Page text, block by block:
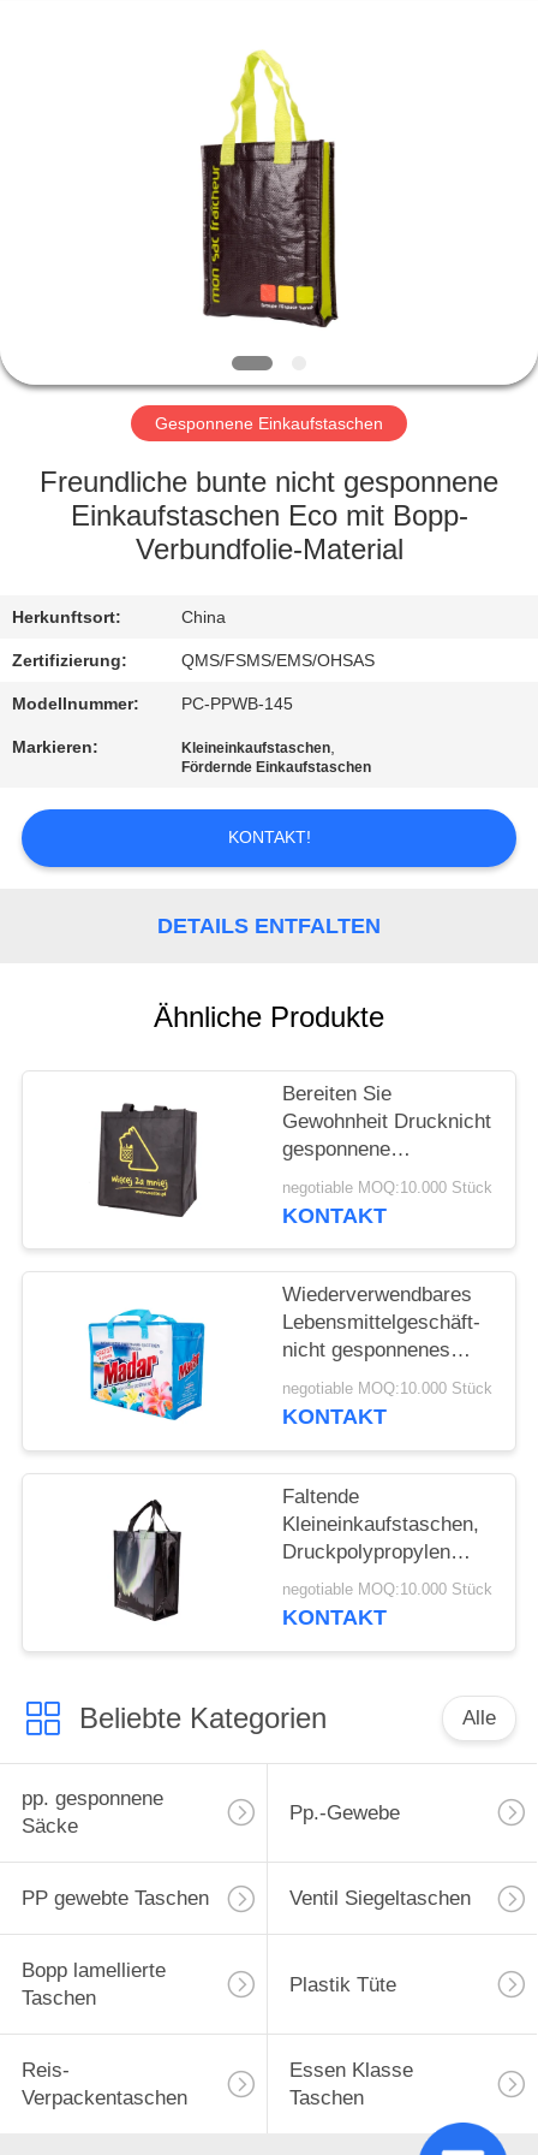
FABRIK
QUALITÄTSKONTROLLE
REFERENZEN
SITEMAP
PRIVACY
POLICY
Gesponnene Einkaufstaschen
Freundliche bunte nicht gesponnene
Einkaufstaschen Eco mit Bopp-
Verbundfolie-Material
Herkunftsort: China
Zertifizierung: QMS/FSMS/EMS/OHSAS
Modellnummer: PC-PPWB-145
Markieren: Kleineinkaufstaschen,
Fördernde Einkaufstaschen
KONTAKT!
DETAILS ENTFALTEN
Ähnliche Produkte
Bereiten Sie
Gewohnheit Drucknicht
gesponnene
Einkaufstaschen für
den fördernden
negotiable MOQ:10.000 Stück
KONTAKT
Wiederverwendbares
Lebensmittelgeschäft-
nicht gesponnenes
Polypropylen sackt
hohen Widerstand
negotiable MOQ:10.000 Stück
KONTAKT
Faltende
Kleineinkaufstaschen,
Druckpolypropylen
fördernde freundliche
Taschen Eco
negotiable MOQ:10.000 Stück
KONTAKT
Beliebte Kategorien Alle
pp. gesponnene
Säcke
Pp.-Gewebe
PP gewebte Taschen Ventil Siegeltaschen
Bopp lamellierte
Taschen
Plastik Tüte
Reis-
Verpackentaschen
Essen Klasse
Taschen